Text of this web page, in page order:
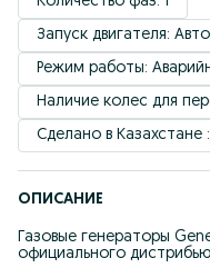
Запуск двигателя:
Режим работы:
Наличие колес для
Сделано в Казахстане
ОПИСАНИЕ
Газовые генераторы
официального